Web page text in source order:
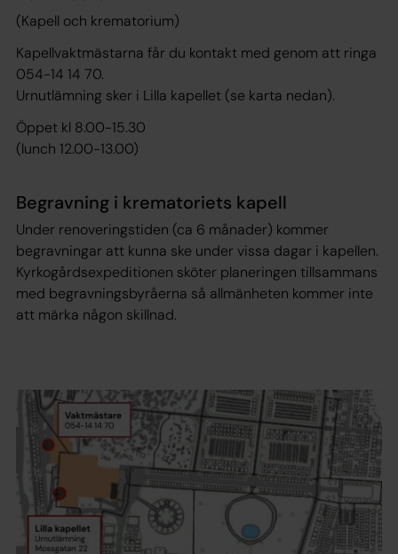
(Kapell och krematorium)
Kapellvaktmästarna får du kontakt med genom att ringa
054-14 14 70.
Urnutlämning sker i Lilla kapellet (se karta nedan).
Öppet kl 8.00-15.30
(lunch 12.00-13.00)
Begravning i krematoriets kapell
Under renoveringstiden (ca 6 månader) kommer
begravningar att kunna ske under vissa dagar i kapellen.
Kyrkogårdsexpeditionen sköter planeringen tillsammans
med begravningsbyråerna så allmänheten kommer inte
att märka någon skillnad.